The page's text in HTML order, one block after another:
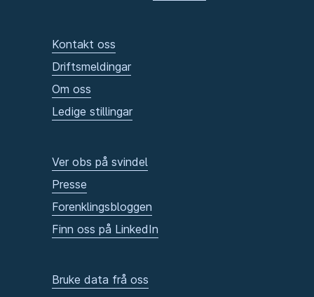
Kontakt oss
Driftsmeldingar
Om oss
Ledige stillingar
Ver obs på svindel
Presse
Forenklingsbloggen
Finn oss på LinkedIn
Bruke data frå oss